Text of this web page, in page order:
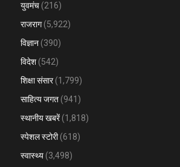
युवमंच (216)
राजराग(5,922)
विज्ञान (390)
विदेश (542)
शिक्षा संसार(1,799)
साहित्य जगत (941)
स्थानीय खबरें(1,818)
स्पेशल स्टोरी(618)
स्वास्थ्य (3,498)